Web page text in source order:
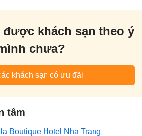
được khách sạn theo ý
chưa?
khách sạn có ưu đãi
tâm
Boutique Hotel Nha Trang